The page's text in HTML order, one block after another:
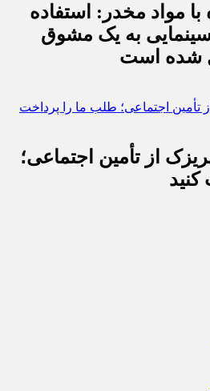
با مواد مخدر: استفاده
به یک مشوق
شده است
از تأمین اجتماعی؛